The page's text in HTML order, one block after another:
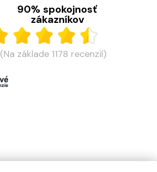
90% spokojnosť
zákazníkov
(Na základe 1178 recenzií)